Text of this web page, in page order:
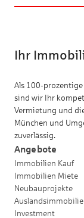
Ihr
Als 100-prozentige
sind wir Ihr
Vermietung und
München und
zuverlässig.
Angebote
Immobilien Kauf
Immobilien Miete
Neubauprojekte
Investment